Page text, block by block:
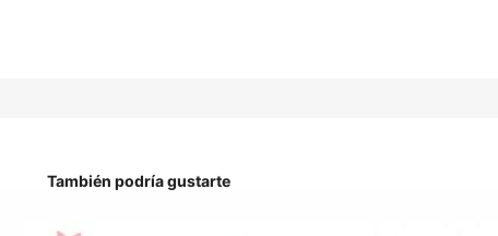
También podría gustarte